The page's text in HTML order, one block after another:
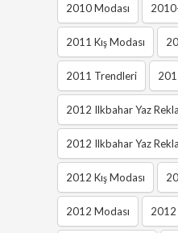
2010 Modası
2011 Kış Modası
2011 Trendleri
2012 Ilkbahar Yaz
2012 Ilkbahar Yaz
2012 Kış Modası
2012 Modası 2012